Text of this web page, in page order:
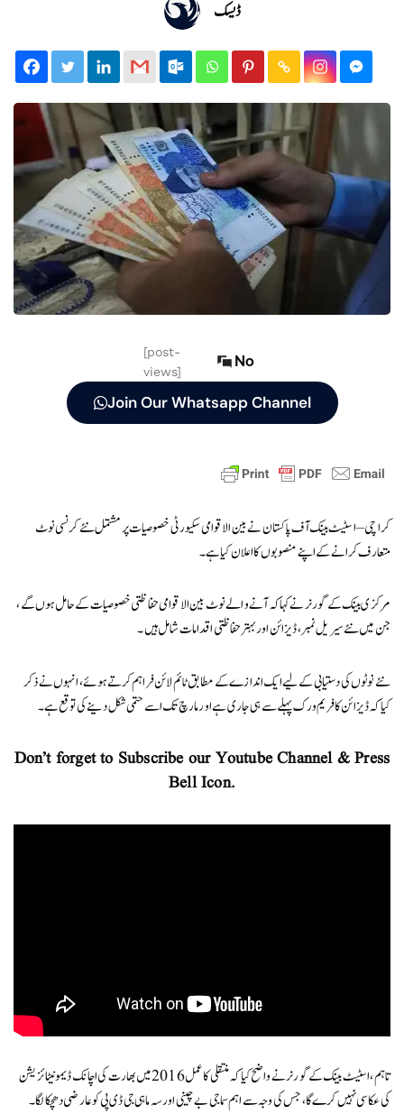
ڈیسک
[post-
views]
No
Join Our Whatsapp Channel
کراچی – اسٹیٹ بینک آف پاکستان نے بین الاقوامی سکیورٹی خصوصیات پر مشتمل نئے کرنسی نوٹ
متعارف کرانے کے اپنے منصوبوں کا اعلان کیا ہے۔
مرکزی بینک کے گورنر نے کہا کہ آنے والے نوٹ بین الاقوامی حفاظتی خصوصیات کے حامل ہوں گے ،
جن میں نئے سیریل نمبر ، ڈیزائن اور بہتر حفاظتی اقدامات شامل ہیں ۔
نئے نوٹوں کی دستیابی کے لیے ایک اندازے کے مطابق ٹائم لائن فراہم کرتے ہوئے، انہوں نے ذکر
کیا کہ ڈیزائن کا فریم ورک پہلے سے ہی جاری ہے اور مارچ تک اسے حتمی شکل دینے کی توقع ہے۔
Don’t forget to Subscribe our Youtube Channel & Press
Bell Icon.
تاہم، اسٹیٹ بینک کے گورنر نے واضح کیا کہ منتقلی کا عمل 2016 میں بھارت کی اچانک ڈیمونیٹائزیشن
کی عکاسی نہیں کرے گا، جس کی وجہ سے اہم سماجی بے چینی اور سہ ماہی جی ڈی پی کو عارضی دھچکا لگا۔